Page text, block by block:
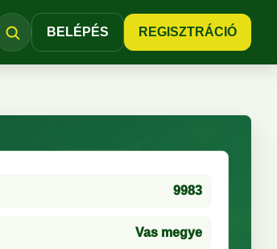
BELÉPÉS REGISZTRÁCIÓ
9983
Vas megye